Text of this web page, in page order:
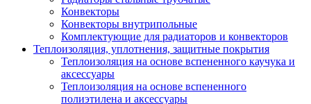
Конвекторы
Конвекторы внутрипольные
Комплектующие для радиаторов и конвекторов
Теплоизоляция, уплотнения, защитные покрытия
Теплоизоляция на основе вспененного каучука и
аксессуары
Теплоизоляция на основе вспененного
полиэтилена и аксессуары